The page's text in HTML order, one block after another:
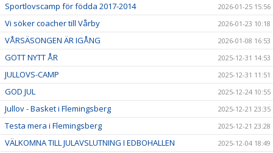
Sportlovscamp för födda 2017-2014 2026-01-25 15:56
Vi söker coacher till Vårby 2026-01-23 10:18
VÅRSÄSONGEN ÄR IGÅNG 2026-01-08 16:53
GOTT NYTT ÅR 2025-12-31 14:53
JULLOVS-CAMP 2025-12-31 11:51
GOD JUL 2025-12-24 10:55
Jullov - Basket i Flemingsberg 2025-12-21 23:35
Testa mera i Flemingsberg 2025-12-21 23:28
VÄLKOMNA TILL JULAVSLUTNING I EDBOHALLEN 2025-12-04 18:49